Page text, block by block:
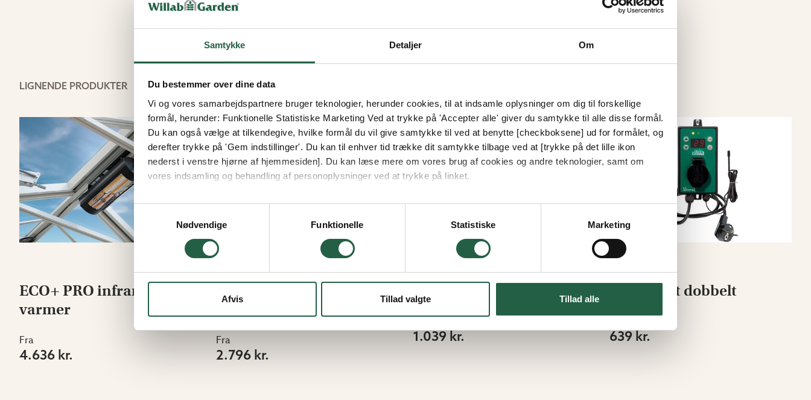
Samtykke Detaljer Om
Du bestemmer over dine data
Vi og vores samarbejdspartnere bruger teknologier, herunder cookies, til at indsamle oplysninger om dig til forskellige
formål, herunder: Funktionelle Statistiske Marketing Ved at trykke på 'Accepter alle' giver du samtykke til alle disse formål.
Du kan også vælge at tilkendegive, hvilke formål du vil give samtykke til ved at benytte [checkboksene] ud for formålet, og
derefter trykke på 'Gem indstillinger'. Du kan til enhver tid trække dit samtykke tilbage ved at [trykke på det lille ikon
nederst i venstre hjørne af hjemmesiden]. Du kan læse mere om vores brug af cookies og andre teknologier, samt om
vores indsamling og behandling af personoplysninger ved at trykke på linket.
Få flere oplysninger om, hvordan Google behandler personlige oplysninger
Nødvendige
Funktionelle Statistiske Marketing
Afvis Tillad valgte Tillad alle
LIGNENDE PRODUKTER
ECO+ PRO infrarød
varmer
Fra
4.636 kr.
Fra
2.796 kr.
Fra
1.039 kr.
Termostat dobbelt
639 kr.